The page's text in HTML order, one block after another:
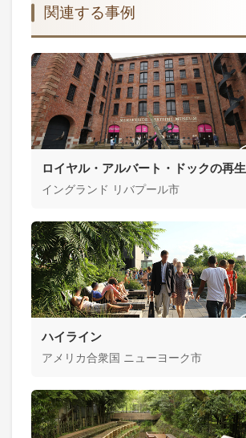
関連する事例
ロイヤル・アルバート・ドックの再生
イングランド リバプール市
ハイライン
アメリカ合衆国 ニューヨーク市